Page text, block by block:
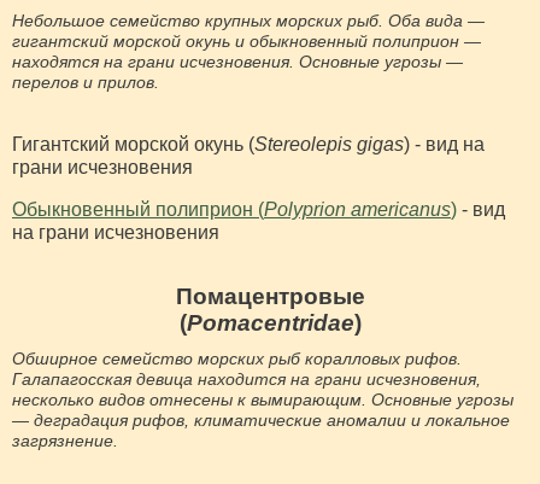
Небольшое семейство крупных морских рыб. Оба вида —
гигантский морской окунь и обыкновенный полиприон —
находятся на грани исчезновения. Основные угрозы —
перелов и прилов.
Гигантский морской окунь (Stereolepis gigas) - вид на
грани исчезновения
Обыкновенный полиприон (Polyprion americanus) - вид
на грани исчезновения
Помацентровые
(Pomacentridae)
Обширное семейство морских рыб коралловых рифов.
Галапагосская девица находится на грани исчезновения,
несколько видов отнесены к вымирающим. Основные угрозы
— деградация рифов, климатические аномалии и локальное
загрязнение.